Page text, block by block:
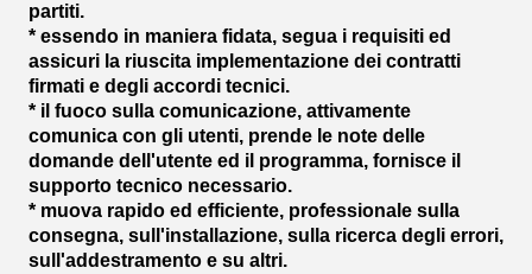
partiti.
* essendo in maniera fidata, segua i requisiti ed
assicuri la riuscita implementazione dei contratti
firmati e degli accordi tecnici.
* il fuoco sulla comunicazione, attivamente
comunica con gli utenti, prende le note delle
domande dell'utente ed il programma, fornisce il
supporto tecnico necessario.
* muova rapido ed efficiente, professionale sulla
consegna, sull'installazione, sulla ricerca degli errori,
sull'addestramento e su altri.